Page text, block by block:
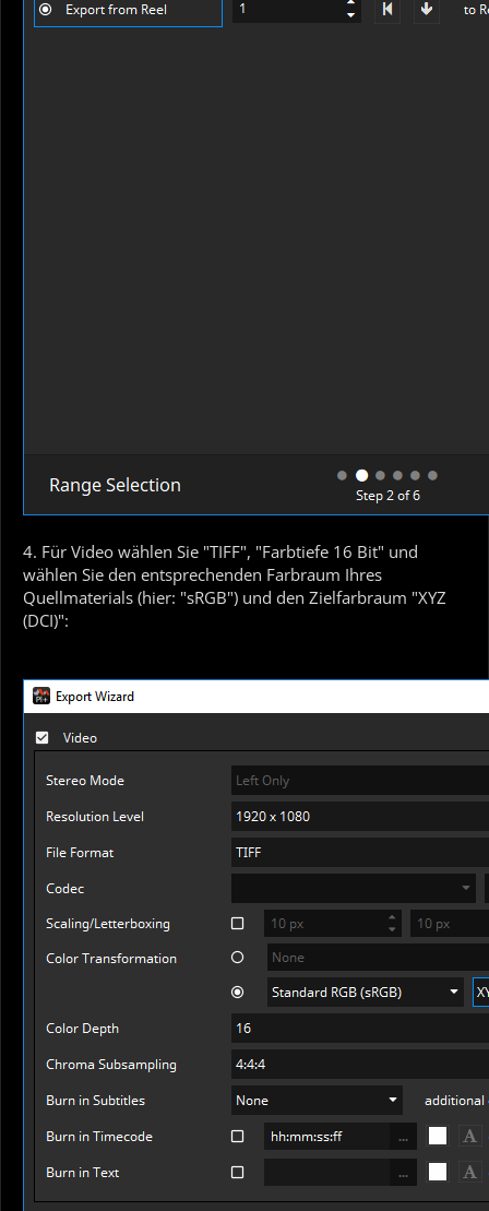
4. Für Video wählen Sie "TIFF", "Farbtiefe 16 Bit" und
wählen Sie den entsprechenden Farbraum Ihres
Quellmaterials (hier: "sRGB") und den Zielfarbraum "XYZ
(DCI)":